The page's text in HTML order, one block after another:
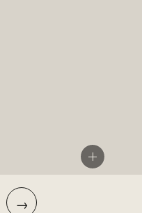
→